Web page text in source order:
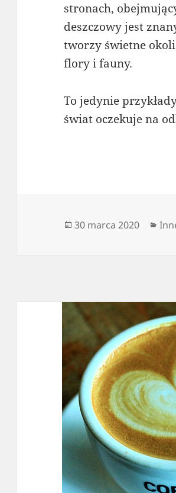
stronach,
deszczowy jest
tworzy świetne
flory i fauny.
To jedynie
świat oczekuje na
Data
30 marca 2020